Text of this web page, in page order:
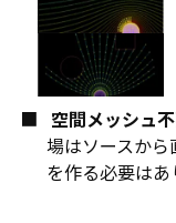
空間メッシュ
場はソースか
を作る必要はあ